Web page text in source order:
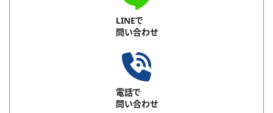
LINEで
問い合わせ
電話で
問い合わせ